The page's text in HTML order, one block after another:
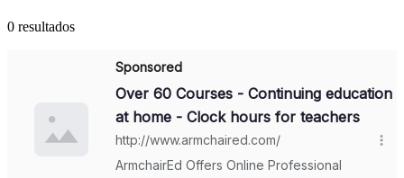
0 resultados